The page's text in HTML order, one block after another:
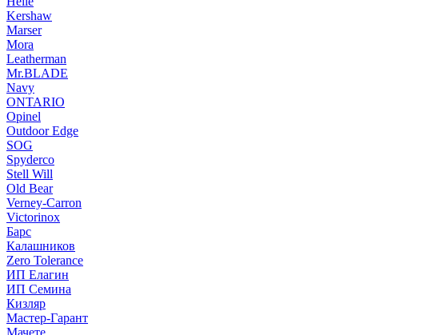
Kershaw
Marser
Mora
Leatherman
Mr.BLADE
Navy
ONTARIO
Opinel
Outdoor Edge
SOG
Spyderco
Stell Will
Old Bear
Verney-Carron
Victorinox
Барс
Калашников
Zero Tolerance
ИП Елагин
ИП Семина
Кизляр
Мастер-Гарант
Мачете